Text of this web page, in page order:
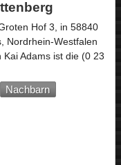
Hof 3, in 58840
Nordrhein-Westfalen
Kai Adams ist die (0 23
Nachbarn